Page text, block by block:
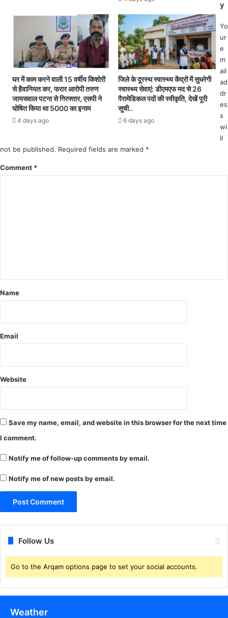
षिब्ध
घर में काम करने वाली 15 वर्षीय किशोरी
से हैवानियत कर, फरार आरोपी तरुण
जायसवाल पटना से गिरफ्तार, एसपी ने
घोषित किया था 5000 का इनाम
4 days ago
जिले के दूरस्थ स्वास्थ्य केंद्रों में सुधरेगी
स्वास्थ्य सेवाएं: डीएमएफ मद से 26
पैरामेडिकल पदों की स्वीकृति, देखें पूरी
सूची..
6 days ago
y
Yo
ur
e
m
ail
ad
dr
es
s
wi
ll
not be published. Required fields are marked *
Comment *
Name
Email
Website
Save my name, email, and website in this browser for the next time
I comment.
Notify me of follow-up comments by email.
Notify me of new posts by email.
Follow Us
Go to the Arqam options page to set your social accounts.
Weather